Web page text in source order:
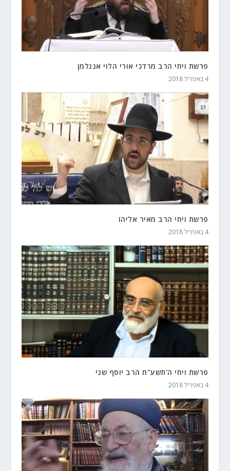
פרשת ויחי הרב מרדכי אורי הלוי אנגלמן
4 באפריל 2018
פרשת ויחי הרב מאיר אליהו
4 באפריל 2018
פרשת ויחי ה'תשע"ח הרב יוסף שני
4 באפריל 2018